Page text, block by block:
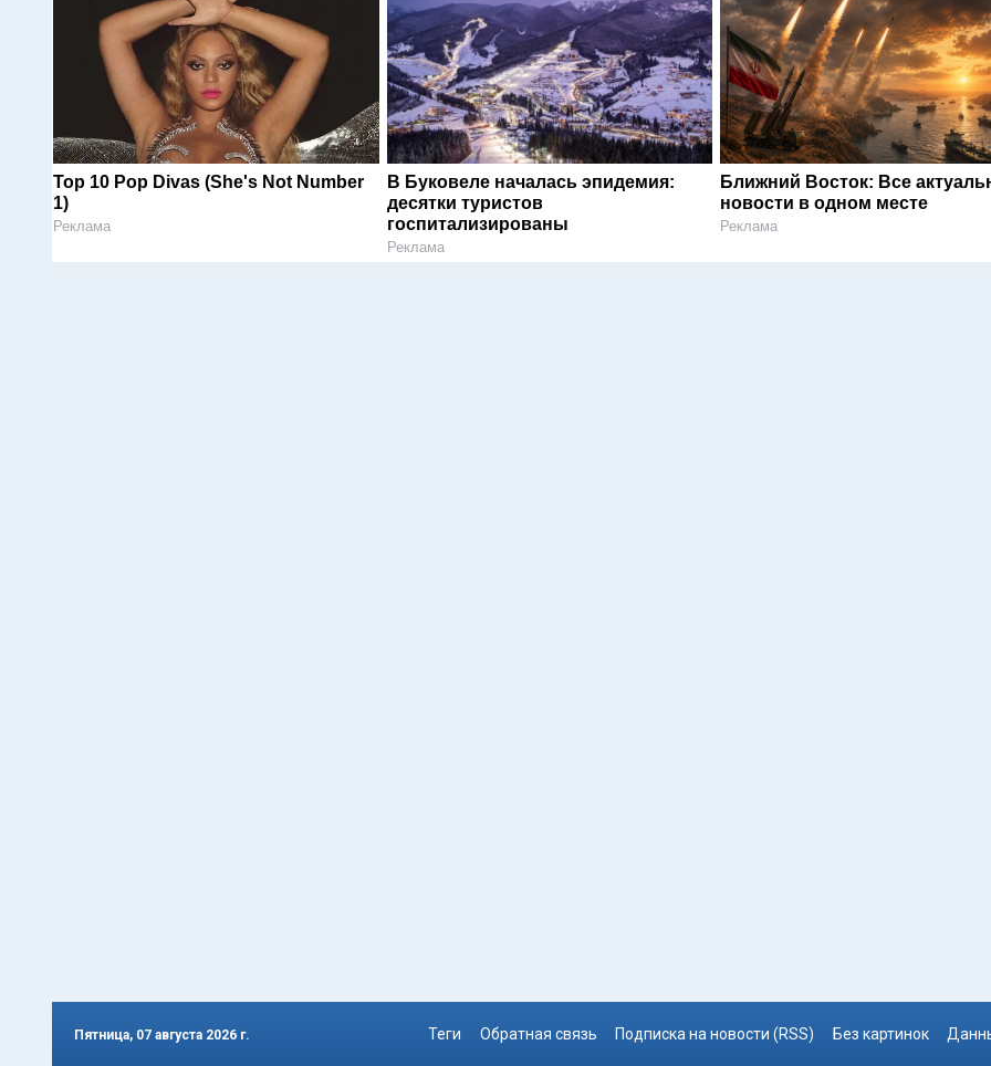
Top 10 Pop Divas (She's Not Number
1)
Реклама
В Буковеле началась эпидемия:
десятки туристов
госпитализированы
Реклама
Ближний Восток: Все
новости в одном месте
Реклама
Пятница, 07 августа 2026 г. Теги Обратная связь Подписка на новости (RSS) Без картинок